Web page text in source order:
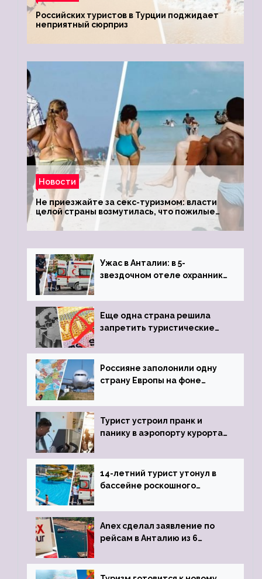
Российских туристов в Турции поджидает
неприятный сюрприз
Новости
Не приезжайте за секс-туризмом: власти
целой страны возмутилась, что пожилые
туристки массово едут к ним, чтобы
обзавестись молодыми любовниками
Ужас в Анталии: в 5-
звездочном отеле охранник
пистолета
Еще одна страна решила
запретить туристические
Россияне заполонили одну
страну Европы на фоне
виз
Турист устроил пранк и
панику в аэропорту курорта,
задержке рейса
14-летний турист утонул в
бассейне роскошного
Anex сделал заявление по
рейсам в Анталию из 6